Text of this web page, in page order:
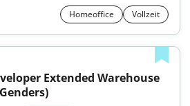
Homeoffice Vollzeit
Extended Warehouse